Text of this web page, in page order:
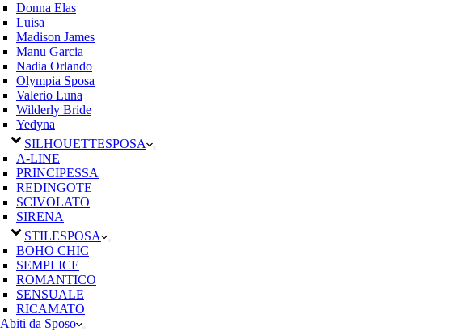
Donna Elas
Luisa
Madison James
Manu Garcia
Nadia Orlando
Olympia Sposa
Valerio Luna
Wilderly Bride
Yedyna
SILHOUETTESPOSA
A-LINE
PRINCIPESSA
REDINGOTE
SCIVOLATO
SIRENA
STILESPOSA
BOHO CHIC
SEMPLICE
ROMANTICO
SENSUALE
RICAMATO
Abiti da Sposo